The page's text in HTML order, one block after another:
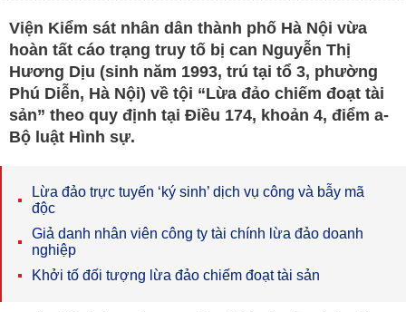
Viện Kiểm sát nhân dân thành phố Hà Nội vừa
hoàn tất cáo trạng truy tố bị can Nguyễn Thị
Hương Dịu (sinh năm 1993, trú tại tổ 3, phường
Phú Diễn, Hà Nội) về tội “Lừa đảo chiếm đoạt tài
sản” theo quy định tại Điều 174, khoản 4, điểm a-
Bộ luật Hình sự.
Lừa đảo trực tuyến ‘ký sinh’ dịch vụ công và bẫy mã
độc
Giả danh nhân viên công ty tài chính lừa đảo doanh
nghiệp
Khởi tố đối tượng lừa đảo chiếm đoạt tài sản